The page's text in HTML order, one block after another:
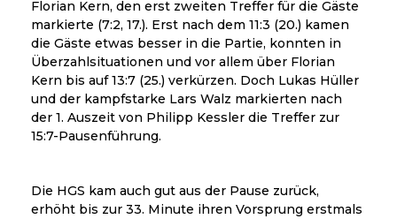
Florian Kern, den erst zweiten Treffer für die Gäste
markierte (7:2, 17.). Erst nach dem 11:3 (20.) kamen
die Gäste etwas besser in die Partie, konnten in
Überzahlsituationen und vor allem über Florian
Kern bis auf 13:7 (25.) verkürzen. Doch Lukas Hüller
und der kampfstarke Lars Walz markierten nach
der 1. Auszeit von Philipp Kessler die Treffer zur
15:7-Pausenführung.
Die HGS kam auch gut aus der Pause zurück,
erhöht bis zur 33. Minute ihren Vorsprung erstmals